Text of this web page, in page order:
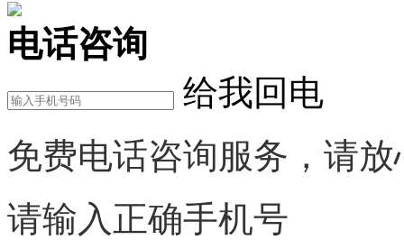
电话咨询
给我回电
免费电话咨询服务，请放
请输入正确手机号